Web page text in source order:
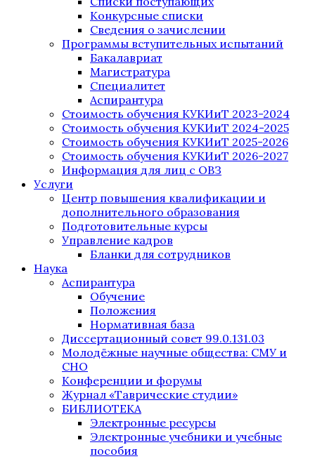
Конкурсные списки
Сведения о зачислении
Программы вступительных испытаний
Бакалавриат
Магистратура
Специалитет
Аспирантура
Стоимость обучения КУКИиТ 2023-2024
Стоимость обучения КУКИиТ 2024-2025
Стоимость обучения КУКИиТ 2025-2026
Стоимость обучения КУКИиТ 2026-2027
Информация для лиц с ОВЗ
Услуги
Центр повышения квалификации и
дополнительного образования
Подготовительные курсы
Управление кадров
Бланки для сотрудников
Наука
Аспирантура
Обучение
Положения
Нормативная база
Диссертационный совет 99.0.131.03
Молодёжные научные общества: СМУ и
СНО
Конференции и форумы
Журнал «Таврические студии»
БИБЛИОТЕКА
Электронные ресурсы
Электронные учебники и учебные
пособия